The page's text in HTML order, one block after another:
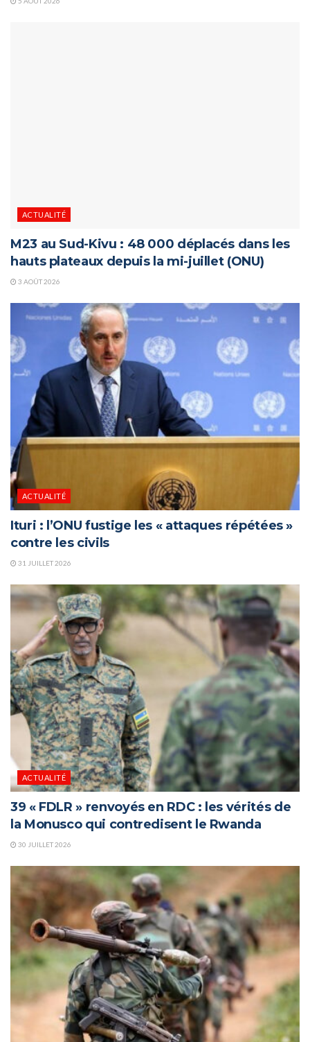
ACTUALITÉ
M23 au Sud-Kivu : 48 000 déplacés dans les
hauts plateaux depuis la mi-juillet (ONU)
3 AOÛT 2026
ACTUALITÉ
Ituri : l’ONU fustige les « attaques répétées »
contre les civils
31 JUILLET 2026
ACTUALITÉ
39 « FDLR » renvoyés en RDC : les vérités de
la Monusco qui contredisent le Rwanda
30 JUILLET 2026